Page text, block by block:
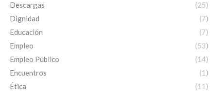
Descargas
(25)
Dignidad
(7)
Educación
(7)
Empleo
(53)
Empleo Público
(14)
Encuentros
(1)
Ética
(11)